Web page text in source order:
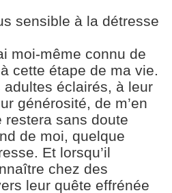
sensible à la détresse
moi-même connu de
cette étape de ma vie.
éclairés, à leur
générosité, de m’en
restera sans doute
de moi, quelque
Et lorsqu’il
chez des
leur quête effrénée